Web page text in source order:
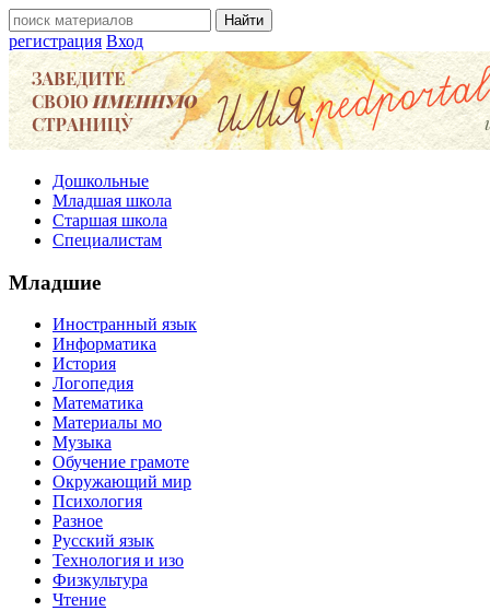
регистрация Вход
Дошкольные
Младшая школа
Старшая школа
Специалистам
Младшие
Иностранный язык
Информатика
История
Логопедия
Математика
Материалы мо
Музыка
Обучение грамоте
Окружающий мир
Психология
Разное
Русский язык
Технология и изо
Физкультура
Чтение